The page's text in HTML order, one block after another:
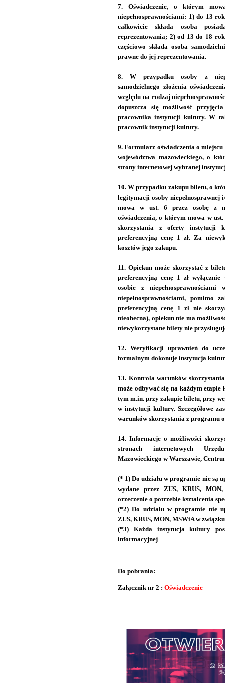
7. Oświadczenie, o którym
niepełnosprawnościami: 1) do 13
całkowicie składa osoba
reprezentowania; 2) od 13 do 18
częściowo składa osoba
prawne do jej reprezentowania.
8. W przypadku osoby z
samodzielnego złożenia
względu na rodzaj
dopuszcza się możliwość
pracownika instytucji kultury. W
pracownik instytucji kultury.
9. Formularz oświadczenia o
województwa mazowieckiego, o
strony internetowej wybranej
10. W przypadku zakupu biletu, o
legitymacji osoby niepełnosprawnej
mowa w ust. 6 przez osobę z
oświadczenia, o którym mowa w
skorzystania z oferty instytucji
preferencyjną cenę 1 zł. Za
kosztów jego zakupu.
11. Opiekun może skorzystać z
preferencyjną cenę 1 zł
osobie z
niepełnosprawnościami,
preferencyjną cenę 1 zł nie
nieobecna), opiekun nie ma
niewykorzystane bilety nie
12. Weryfikacji uprawnień do
formalnym dokonuje instytucja
13. Kontrola warunków
może odbywać się na każdym
tym m.in. przy zakupie biletu, przy
w instytucji kultury. Szczegółowe
warunków skorzystania z programu
14. Informacje o możliwości
stronach internetowych
Mazowieckiego w Warszawie,
(* 1) Do udziału w programie nie są
wydane przez ZUS, KRUS,
orzeczenie o potrzebie kształcenia
(*2) Do udziału w programie nie
ZUS, KRUS, MON, MSWiA w
(*3) Każda instytucja kultury
informacyjnej
Do pobrania:
Załącznik nr 2 : Oświadczenie